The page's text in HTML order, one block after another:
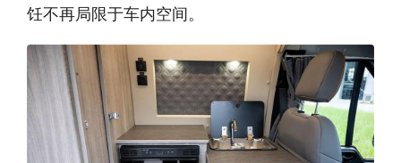
饪不再局限于车内空间。